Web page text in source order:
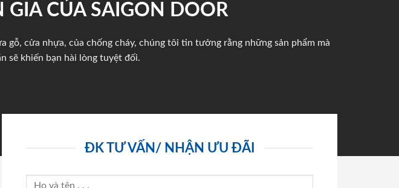
GIA CỦA SAIGON DOOR
cửa nhựa, của chống cháy, chúng tôi tin tưởng rằng những sản phẩm mà
sẽ khiến bạn hài lòng tuyệt đối.
ĐK TƯ VẤN/ NHẬN ƯU ĐÃI